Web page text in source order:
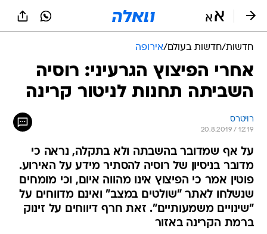
חדשות/חדשות בעולם/אירופה
אחרי הפיצוץ הגרעיני: רוסיה
השביתה תחנות לניטור קרינה
רויטרס
20.8.2019 / 12:19
על אף שמדובר בהשבתה ולא בתקלה, נראה כי
מדובר בניסיון של רוסיה להסתיר מידע על האירוע.
פוטין אמר כי הפיצוץ אינו מהווה איום, וכי מומחים
שנשלחו לאתר "שולטים במצב" ואינם מדווחים על
"שינויים משמעותיים". זאת חרף דיווחים על זינוק
ברמת הקרינה באזור